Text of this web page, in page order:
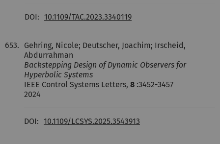
DOI: 10.1109/TAC.2023.3340119
653.
Gehring, Nicole; Deutscher, Joachim; Irscheid,
Abdurrahman
Backstepping Design of Dynamic Observers for
Hyperbolic Systems
IEEE Control Systems Letters, 8 :3452-3457
2024
DOI: 10.1109/LCSYS.2025.3543913